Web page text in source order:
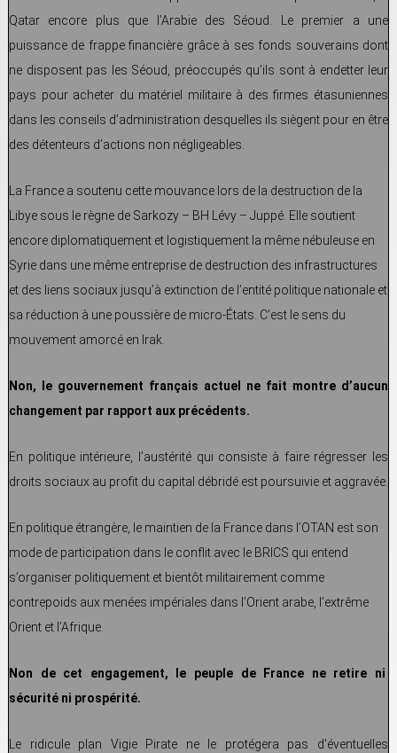
Qatar encore plus que l’Arabie des Séoud. Le premier a une
puissance de frappe financière grâce à ses fonds souverains dont
ne disposent pas les Séoud, préoccupés qu’ils sont à endetter leur
pays pour acheter du matériel militaire à des firmes étasuniennes
dans les conseils d’administration desquelles ils siègent pour en être
des détenteurs d’actions non négligeables.
La France a soutenu cette mouvance lors de la destruction de la
Libye sous le règne de Sarkozy – BH Lévy – Juppé. Elle soutient
encore diplomatiquement et logistiquement la même nébuleuse en
Syrie dans une même entreprise de destruction des infrastructures
et des liens sociaux jusqu’à extinction de l’entité politique nationale et
sa réduction à une poussière de micro-États. C’est le sens du
mouvement amorcé en Irak.
Non, le gouvernement français actuel ne fait montre d’aucun
changement par rapport aux précédents.
En politique intérieure, l’austérité qui consiste à faire régresser les
droits sociaux au profit du capital débridé est poursuivie et aggravée.
En politique étrangère, le maintien de la France dans l’OTAN est son
mode de participation dans le conflit avec le BRICS qui entend
s’organiser politiquement et bientôt militairement comme
contrepoids aux menées impériales dans l’Orient arabe, l’extrême
Orient et l’Afrique.
Non de cet engagement, le peuple de France ne retire ni
sécurité ni prospérité.
Le ridicule plan Vigie Pirate ne le protégera pas d’éventuelles